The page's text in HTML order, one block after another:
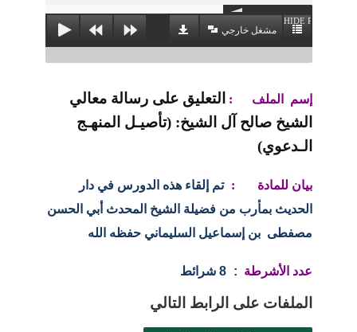
HIDE PLAYLIST
مشغل خارجي
إسم الملف :
التعليق على رسالة معالي
الشيخ صالح آل الشيخ: (تأصيـل المنهـج
الـدعوي)
بيان للمادة :
تم إلقاء هذه الدورس في دار
الحديث بمأرب من فضيلة الشيخ المحدث أبي الحسن
مصفطى بن إسماعيل السليماني حفظه الله
عدد الأشرطة : 8 شرائط
الملفات على الرابط التالي